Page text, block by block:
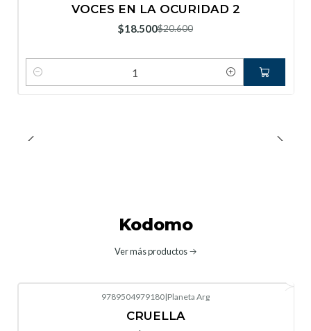
VOCES EN LA OCURIDAD 2
$18.500$20.600
Cantidad
Kodomo
Ver más productos
9789504979180|Planeta Arg
CRUELLA